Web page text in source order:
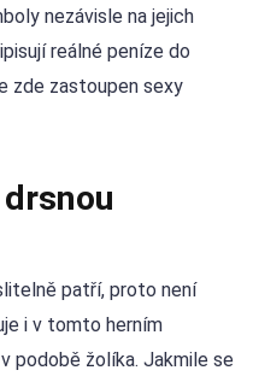
nezávisle na jejich
reálné peníze do
zde zastoupen sexy
patří, proto není
i v tomto herním
podobě žolíka. Jakmile se